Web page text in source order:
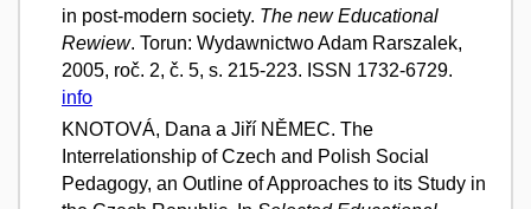
in post-modern society. The new Educational
Rewiew. Torun: Wydawnictwo Adam Rarszalek,
2005, roč. 2, č. 5, s. 215-223. ISSN 1732-6729.
info
KNOTOVÁ, Dana a Jiří NĚMEC. The
Interrelationship of Czech and Polish Social
Pedagogy, an Outline of Approaches to its Study in